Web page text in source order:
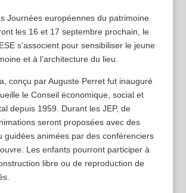
Journées européennes du patrimoine
les 16 et 17 septembre prochain, le
s’associent pour sensibiliser le jeune
et à l’architecture du lieu.
conçu par Auguste Perret fut inauguré
le Conseil économique, social et
depuis 1959. Durant les JEP, de
seront proposées avec des
guidées animées par des conférenciers
Les enfants pourront participer à
libre ou de reproduction de